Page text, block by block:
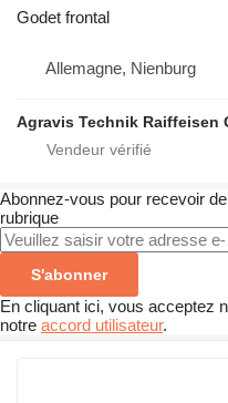
Godet frontal
Allemagne, Nienburg
Agravis Technik Raiffeisen
Abonnez-vous pour recevoir
rubrique
S'abonner
En cliquant ici, vous acceptez
notre accord utilisateur.